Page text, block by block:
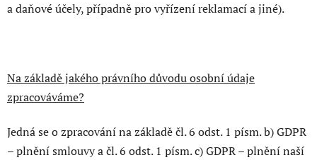
a daňové účely, případně pro vyřízení reklamací a jiné).
Na základě jakého právního důvodu osobní údaje
zpracováváme?
Jedná se o zpracování na základě čl. 6 odst. 1 písm. b) GDPR
– plnění smlouvy a čl. 6 odst. 1 písm. c) GDPR – plnění naší